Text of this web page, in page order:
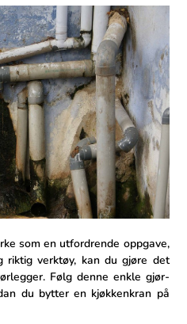
som en utfordrende oppgave,
riktig verktøy, kan du gjøre det
Følg denne enkle gjør-
du bytter en kjøkkenkran på